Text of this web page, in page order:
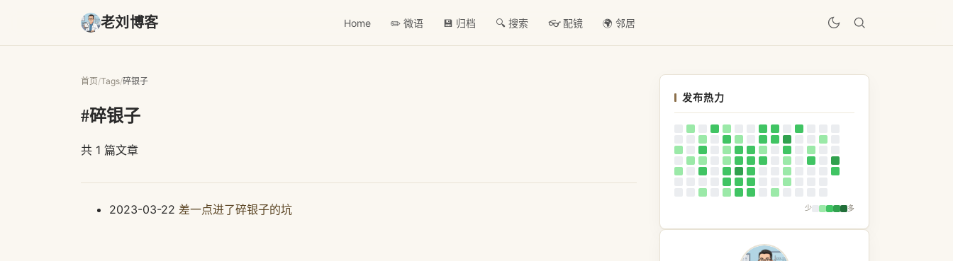
老刘博客 Home ✏️ 微语 💾 归档 🔍 搜索 👓 配镜 🌍 邻居
首页/Tags/碎银子
#碎银子
共 1 篇文章
2023-03-22 差一点进了碎银子的坑
发布热力
少 多